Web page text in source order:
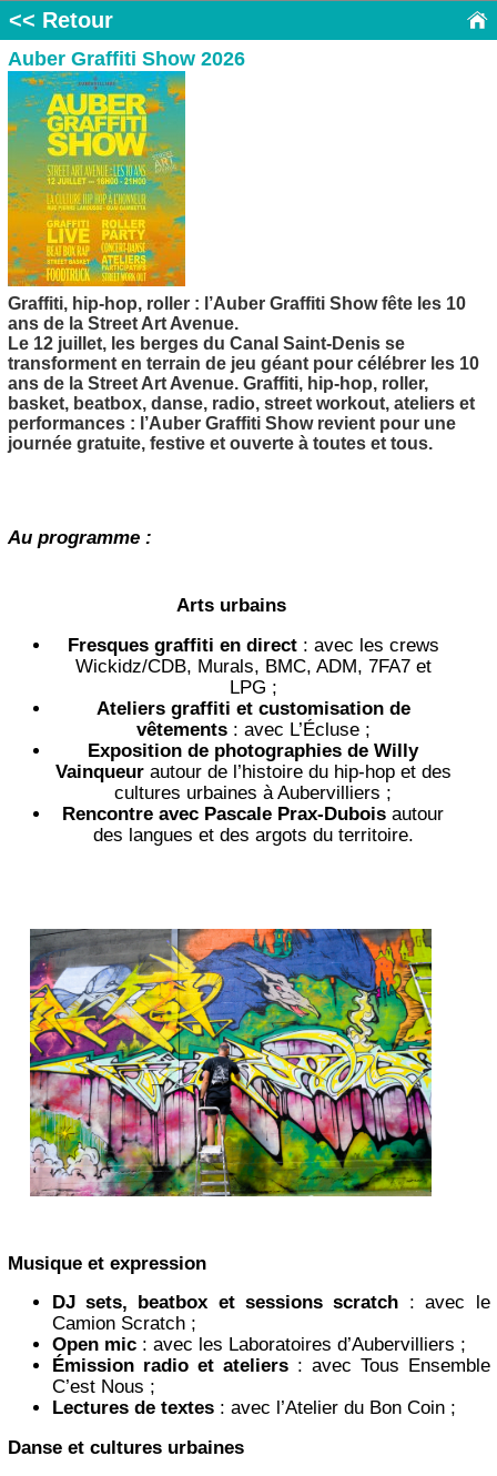
<< Retour
Auber Graffiti Show 2026
Graffiti, hip-hop, roller : l’Auber Graffiti Show fête les 10
ans de la Street Art Avenue.
Le 12 juillet, les berges du Canal Saint-Denis se
transforment en terrain de jeu géant pour célébrer les 10
ans de la Street Art Avenue. Graffiti, hip-hop, roller,
basket, beatbox, danse, radio, street workout, ateliers et
performances : l’Auber Graffiti Show revient pour une
journée gratuite, festive et ouverte à toutes et tous.
Au programme :
Arts urbains
Fresques graffiti en direct: avec les crews
Wickidz/CDB, Murals, BMC, ADM, 7FA7 et
LPG ;
Ateliers graffiti et customisation de
vêtements: avec L’Écluse ;
Exposition de photographies de Willy
Vainqueurautour de l’histoire du hip-hop et des
cultures urbaines à Aubervilliers ;
Rencontre avec Pascale Prax-Dubois autour
des langues et des argots du territoire.
Musique et expression
DJ sets, beatbox et sessions scratch : avec le
Camion Scratch ;
Open mic: avec les Laboratoires d’Aubervilliers ;
Émission radio et ateliers: avec Tous Ensemble
C’est Nous ;
Lectures de textes: avec l’Atelier du Bon Coin ;
Danse et cultures urbaines